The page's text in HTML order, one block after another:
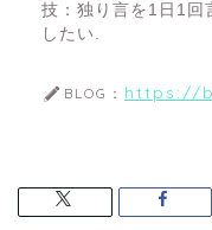
技：独り言を1日1回
したい.
BLOG： https://